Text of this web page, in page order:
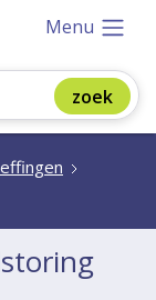
Menu